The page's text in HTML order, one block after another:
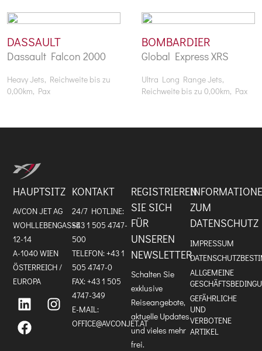
DASSAULT
Dassault Falcon 2000
Heavy Jets, Reichweite bis zu
0,00km, Pax
BOMBARDIER
Global Express XRS
Ultra Long Range Jets,
Reichweite bis zu 0,00km, Pax
HAUPTSITZ
AVCON JET AG
WOHLLEBENGASSE
12-14
A-1040 WIEN
ÖSTERREICH /
EUROPA
L
i
n
k
e
I
n
s
F
a
c
e
b
KONTAKT
24/7 HOTLINE:
+43 1 505 4747-
500
TELEFON:+43 1
505 4747-0
FAX: +43 1 505
4747-349
E-MAIL:
OFFICE@AVCONJET.AT
REGISTRIEREN
SIE SICH
FÜR
UNSEREN
NEWSLETTER
Schalten Sie
exklusive
Reiseangebote,
aktuelle Updates
und vieles mehr
frei.
ZUM
DATENSCHUTZ
IMPRESSUM
ALLGEMEINE
GEFÄHRLICHE
UND
VERBOTENE
ARTIKEL